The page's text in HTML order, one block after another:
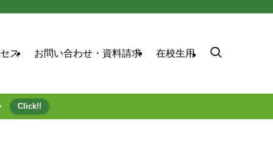
ス お問い合わせ・資料請求 在校生用
Click!!